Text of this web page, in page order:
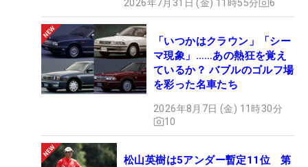
2026年7月31日 (金) 11時55分 6
「いつかはクラウン」「シー
マ現象」……あの熱狂を覚え
ているか？ バブルのゴルフ場
を彩った名車たち
2026年8月7日 (金) 11時30分
10
松山英樹は5アンダー暫定11位 第